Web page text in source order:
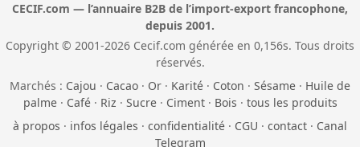
CECIF.com — l’annuaire B2B de l’import-export francophone,
depuis 2001.
Copyright © 2001-2026 Cecif.com générée en 0,156s. Tous droits
réservés.
Marchés : Cajou · Cacao · Or · Karité · Coton · Sésame · Huile de
palme· Café· Riz · Sucre· Ciment· Bois · tous les produits
à propos · infos légales · confidentialité · CGU · contact · Canal
Telegram